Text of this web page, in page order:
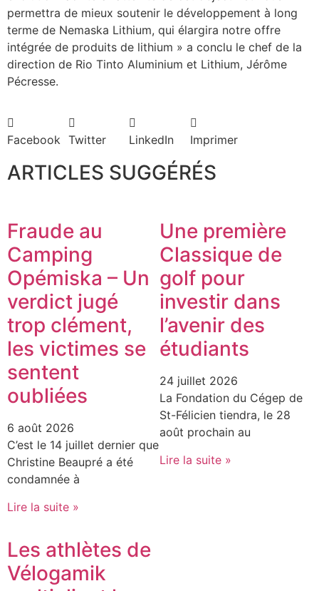
permettra de mieux soutenir le développement à long
terme de Nemaska Lithium, qui élargira notre offre
intégrée de produits de lithium » a conclu le chef de la
direction de Rio Tinto Aluminium et Lithium, Jérôme
Pécresse.
Facebook Twitter LinkedIn Imprimer
ARTICLES SUGGÉRÉS
Fraude au
Camping
Opémiska – Un
verdict jugé
trop clément,
les victimes se
sentent
oubliées
6 août 2026
C’est le 14 juillet dernier que
Christine Beaupré a été
condamnée à
Lire la suite »
Une première
Classique de
golf pour
investir dans
l’avenir des
étudiants
24 juillet 2026
La Fondation du Cégep de
St-Félicien tiendra, le 28
août prochain au
Lire la suite »
Les athlètes de
Vélogamik